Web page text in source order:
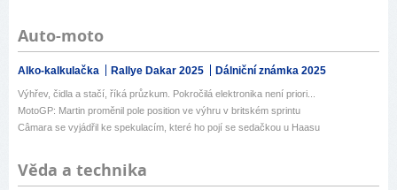
Auto-moto
Alko-kalkulačka Rallye Dakar 2025 Dálniční známka 2025
Výhřev, čidla a stačí, říká průzkum. Pokročilá elektronika není priori...
MotoGP: Martin proměnil pole position ve výhru v britském sprintu
Câmara se vyjádřil ke spekulacím, které ho pojí se sedačkou u Haasu
Věda a technika